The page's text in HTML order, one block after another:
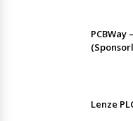
PCBWay
Lenze